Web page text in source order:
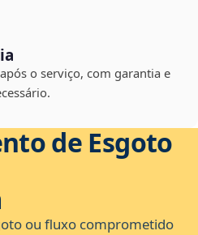
o serviço, com garantia e
de Esgoto
ou fluxo comprometido